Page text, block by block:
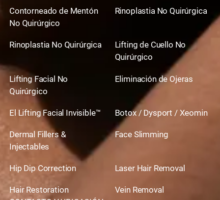
Contorneado de Mentón
No Quirúrgico
Rinoplastia No Quirúrgica
Rinoplastia No Quirúrgica
Lifting de Cuello No
Quirúrgico
Lifting Facial No
Quirúrgico
Eliminación de Ojeras
El Lifting Facial Invisible™ Botox / Dysport / Xeomin
Dermal Fillers &
Injectables
Face Slimming
Hip Dip Correction Laser Hair Removal
Hair Restoration
Vein Removal